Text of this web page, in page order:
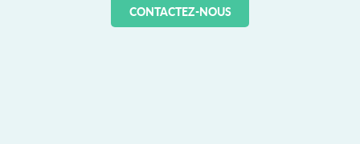
CONTACTEZ-NOUS